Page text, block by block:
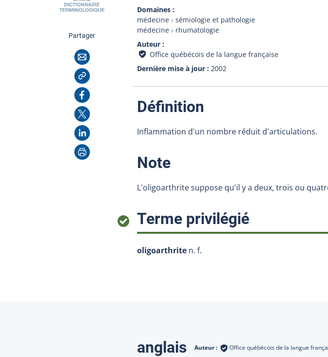
Domaines
médecine
sémiologie et pathologie
médecine
rhumatologie
Auteur
Office québécois de la langue française
Dernière mise à jour
2002
Partagercette page
Courriel
Copier l'adresse
Facebook
X
LinkedIn
Imprimer
Définition
Inflammation d'un nombre réduit d'articulations.
Note:
L'oligoarthrite suppose qu'il y a deux, trois ou
Terme privilégié:
oligoarthrite n. f.
Traductions
anglais Auteur : Office québécois de la langue